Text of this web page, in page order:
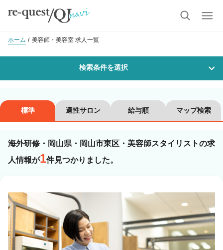
ホーム 美容師・美容室 求人一覧
検索条件を選択
沿線・駅を選択 市区町村を選択
岡山市東区
職種・ 技能ランク
美容師スタイリスト 美容師アシスタント
カラーリスト フロント・レセプション
標準 適性サロン 給与順 マップ検索
海外研修・岡山県・岡山市東区・美容師スタイリストの求
人情報が1件見つかりました。